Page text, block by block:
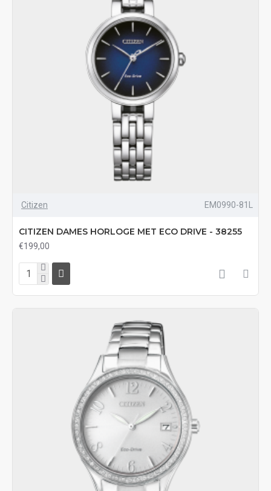
Citizen EM0990-81L
CITIZEN DAMES HORLOGE MET ECO DRIVE - 38255
€199,00